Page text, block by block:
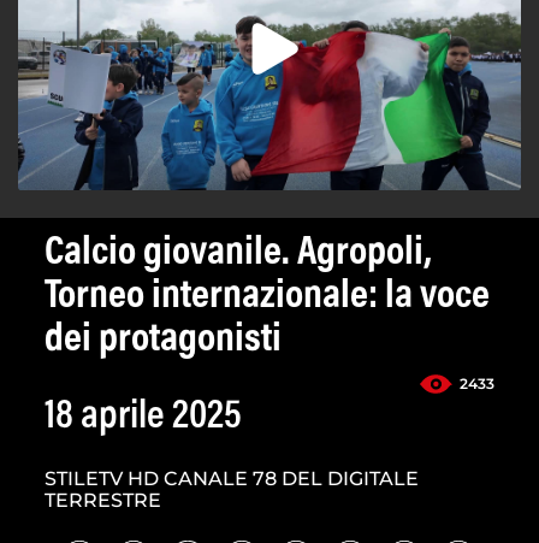
Calcio giovanile. Agropoli,
Torneo internazionale: la voce
dei protagonisti
2433
18 aprile 2025
STILETV HD CANALE 78 DEL DIGITALE
TERRESTRE